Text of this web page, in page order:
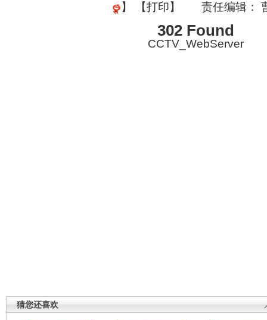
】
【打印】 责任编辑：
302 Found
CCTV_WebServer
猜您还喜欢